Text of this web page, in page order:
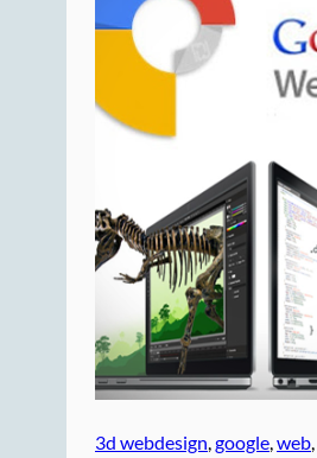
3d webdesign google web